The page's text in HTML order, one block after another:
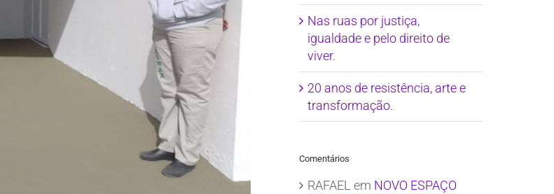
Nas ruas por justiça,
igualdade e pelo direito de
viver.
20 anos de resistência, arte e
transformação.
Comentários
RAFAEL em NOVO ESPAÇO